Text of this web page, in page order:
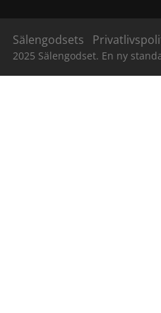
2025 Sälengodset. En ny
Sälengodsets